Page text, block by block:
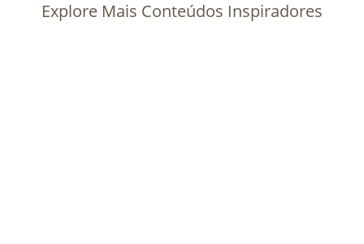
Explore Mais Conteúdos Inspiradores